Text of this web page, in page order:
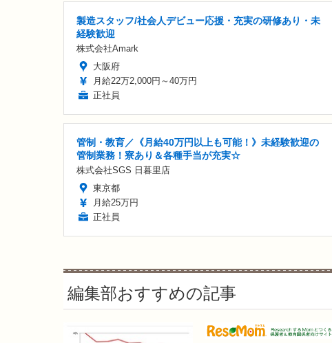
製造スタッフ/社会人デビュー応援・充実の研修あり・未
経験歓迎
株式会社Amark
大阪府
月給22万2,000円～40万円
正社員
管制・教育／《月給40万円以上も可能！》未経験歓迎の
管制業務！寮あり＆各種手当が充実☆
株式会社SGS 日暮里店
東京都
月給25万円
正社員
編集部おすすめの記事